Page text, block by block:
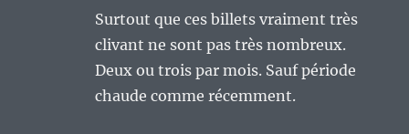
Surtout que ces billets vraiment très
clivant ne sont pas très nombreux.
Deux ou trois par mois. Sauf période
chaude comme récemment.